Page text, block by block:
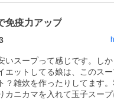
免疫力アップ
いスープって感じです。し
エットしてる娘は、このス
？雑炊を作ったりしてます
カニカマを入れて玉子スー